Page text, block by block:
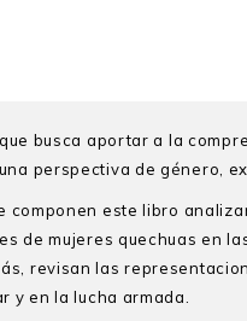
busca aportar a la
perspectiva de género,
componen este libro
de mujeres quechuas en
revisan las
y en la lucha armada.